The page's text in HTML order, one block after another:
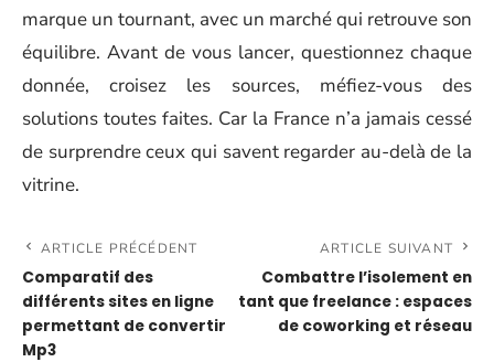
marque un tournant, avec un marché qui retrouve son
équilibre. Avant de vous lancer, questionnez chaque
donnée, croisez les sources, méfiez-vous des
solutions toutes faites. Car la France n’a jamais cessé
de surprendre ceux qui savent regarder au-delà de la
vitrine.
ARTICLE PRÉCÉDENT
Comparatif des
différents sites en ligne
permettant de convertir
Mp3
ARTICLE SUIVANT
Combattre l’isolement en
tant que freelance : espaces
de coworking et réseau